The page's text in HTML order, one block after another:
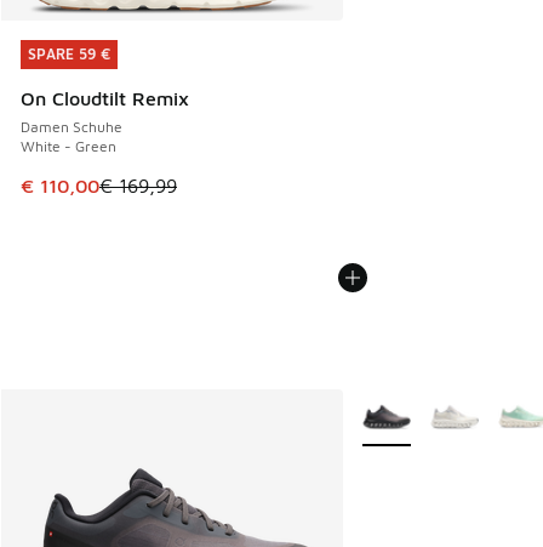
SPARE 59 €
On Cloudtilt Remix
Damen Schuhe
White - Green
Dieser Artikel ist im Sale. Der Preis ist von € 169,99 auf €
€ 110,00€ 169,99
SPARE 59 €
Weitere Farben